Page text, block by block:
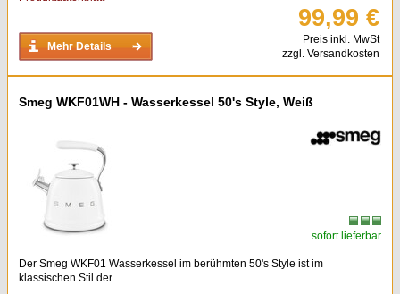
Mehr Details
99,99 €
Preis inkl. MwSt
zzgl. Versandkosten
Smeg WKF01WH - Wasserkessel 50's Style, Weiß
sofort lieferbar
Der Smeg WKF01 Wasserkessel im berühmten 50's Style ist im
klassischen Stil der